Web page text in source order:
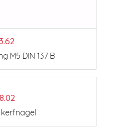
M5 DIN 137 B